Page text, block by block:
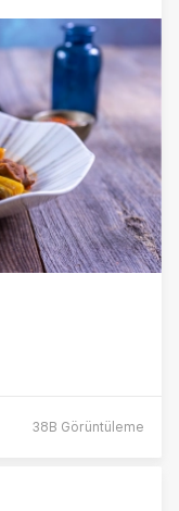
38B Görüntüleme